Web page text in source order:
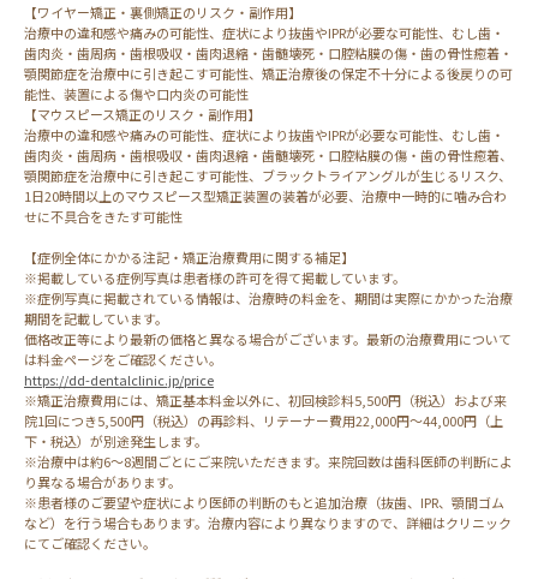
【ワイヤー矯正・裏側矯正のリスク・副作用】
治療中の違和感や痛みの可能性、症状により抜歯やIPRが必要な可能性、むし歯・
歯肉炎・歯周病・歯根吸収・歯肉退縮・歯髄壊死・口腔粘膜の傷・歯の骨性癒着・
顎関節症を治療中に引き起こす可能性、矯正治療後の保定不十分による後戻りの可
能性、装置による傷や口内炎の可能性
【マウスピース矯正のリスク・副作用】
治療中の違和感や痛みの可能性、症状により抜歯やIPRが必要な可能性、むし歯・
歯肉炎・歯周病・歯根吸収・歯肉退縮・歯髄壊死・口腔粘膜の傷・歯の骨性癒着、
顎関節症を治療中に引き起こす可能性、ブラックトライアングルが生じるリスク、
1日20時間以上のマウスピース型矯正装置の装着が必要、治療中一時的に噛み合わ
せに不具合をきたす可能性
【症例全体にかかる注記・矯正治療費用に関する補足】
※掲載している症例写真は患者様の許可を得て掲載しています。
※症例写真に掲載されている情報は、治療時の料金を、期間は実際にかかった治療
期間を記載しています。
価格改正等により最新の価格と異なる場合がございます。最新の治療費用について
は料金ページをご確認ください。
https://dd-dentalclinic.jp/price
※矯正治療費用には、矯正基本料金以外に、初回検診料5,500円（税込）および来
院1回につき5,500円（税込）の再診料、リテーナー費用22,000円～44,000円（上
下・税込）が別途発生します。
※治療中は約6～8週間ごとにご来院いただきます。来院回数は歯科医師の判断によ
り異なる場合があります。
※患者様のご要望や症状により医師の判断のもと追加治療（抜歯、IPR、顎間ゴム
など）を行う場合もあります。治療内容により異なりますので、詳細はクリニック
にてご確認ください。